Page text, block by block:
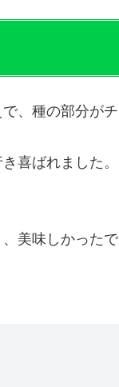
、種の部分がチ
喜ばれました。
美味しかったで